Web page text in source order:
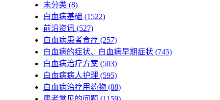
未分类 (8)
白血病基础 (1522)
前沿资讯 (527)
白血病患者食疗 (257)
白血病的症状、白血病早期症状 (745)
白血病治疗方案 (503)
白血病病人护理 (595)
白血病治疗用药物 (88)